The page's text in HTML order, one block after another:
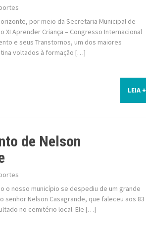
por meio da Secretaria Municipal de
XI Aprender Criança – Congresso Internacional
e seus Transtornos, um dos maiores
voltados à formação […]
LEIA +
de Nelson
o nosso município se despediu de um grande
senhor Nelson Casagrande, que faleceu aos 83
no cemitério local. Ele […]